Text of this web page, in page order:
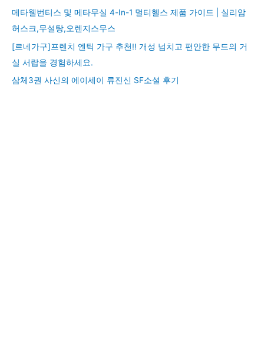
메타웰번티스 및 메타무실 4-In-1 멀티헬스 제품 가이드 | 실리암
허스크,무설탕,오렌지스무스
[르네가구]프렌치 엔틱 가구 추천!! 개성 넘치고 편안한 무드의 거
실 서랍을 경험하세요.
삼체3권 사신의 에이세이 류진신 SF소설 후기